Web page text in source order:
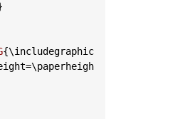
{\includegraphic
=\paperheigh